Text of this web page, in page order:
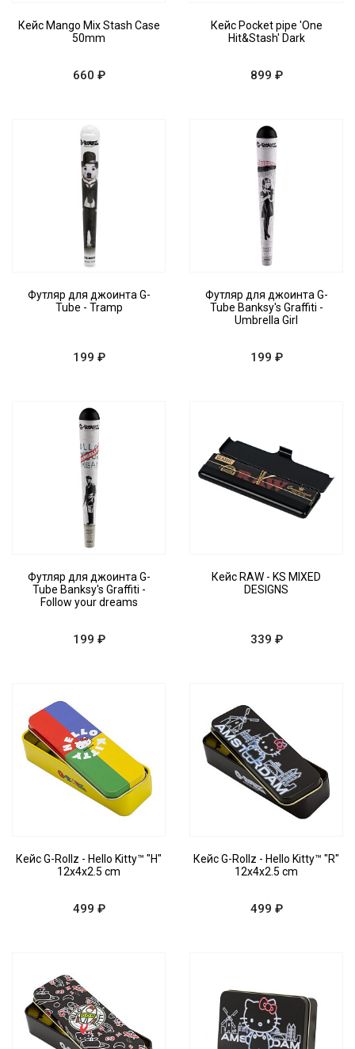
Кейс Mango Mix Stash Case
50mm
660 ₽
Кейс Pocket pipe 'One
Hit&Stash' Dark
899 ₽
Футляр для джоинта G-
Tube - Tramp
199 ₽
Футляр для джоинта G-
Tube Banksy's Graffiti -
Umbrella Girl
199 ₽
Футляр для джоинта G-
Tube Banksy's Graffiti -
Follow your dreams
199 ₽
Кейс RAW - KS MIXED
DESIGNS
339 ₽
Кейс G-Rollz - Hello Kitty™ "H"
12x4x2.5 cm
499 ₽
Кейс G-Rollz - Hello Kitty™ "R"
12x4x2.5 cm
499 ₽